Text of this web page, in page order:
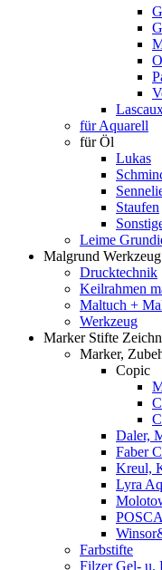
für Aquarell
für Öl
Lukas
Staufen
Leime
Malgrund
Drucktechnik
Keilrahmen
Maltuch +
Werkzeug
Marker Stifte
Marker,
Copic
Daler,
Faber
Kreul,
Lyra
POSCA
Farbstifte
Filzer Gel- u.